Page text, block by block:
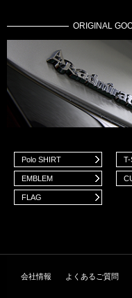
ORIGINAL
Polo SHIRT T-
EMBLEM
FLAG
会社情報 よくあるご質問